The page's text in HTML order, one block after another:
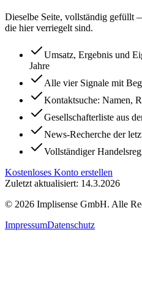
Dieselbe Seite, vollständig gefüllt
die hier verriegelt sind.
Umsatz, Ergebnis und
Jahre
Alle vier Signale mit
Kontaktsuche: Namen,
Gesellschafterliste aus
News-Recherche der
Vollständiger
Kostenloses Konto erstellen
Zuletzt aktualisiert: 14.3.2026
© 2026 Implisense GmbH. Alle
ImpressumDatenschutz